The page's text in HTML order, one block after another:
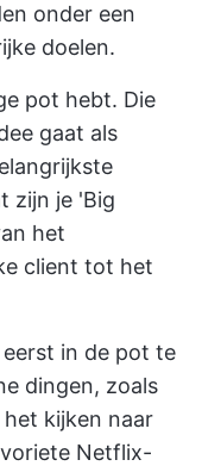
onder een
doelen.
pot hebt. Die
gaat als
zijn je 'Big
het
client tot het
in de pot te
dingen, zoals
kijken naar
Netflix-